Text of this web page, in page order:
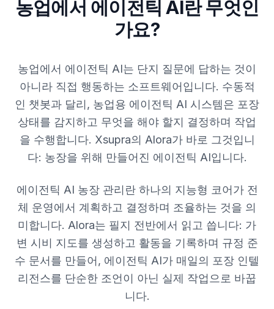
농업에서 에이전틱 AI란 무엇인
가요?
농업에서 에이전틱 AI는 단지 질문에 답하는 것이
아니라 직접 행동하는 소프트웨어입니다. 수동적
인 챗봇과 달리, 농업용 에이전틱 AI 시스템은 포장
상태를 감지하고 무엇을 해야 할지 결정하며 작업
을 수행합니다. Xsupra의 Alora가 바로 그것입니
다: 농장을 위해 만들어진 에이전틱 AI입니다.
에이전틱 AI 농장 관리란 하나의 지능형 코어가 전
체 운영에서 계획하고 결정하며 조율하는 것을 의
미합니다. Alora는 필지 전반에서 읽고 씁니다: 가
변 시비 지도를 생성하고 활동을 기록하며 규정 준
수 문서를 만들어, 에이전틱 AI가 매일의 포장 인텔
리전스를 단순한 조언이 아닌 실제 작업으로 바꿉
니다.